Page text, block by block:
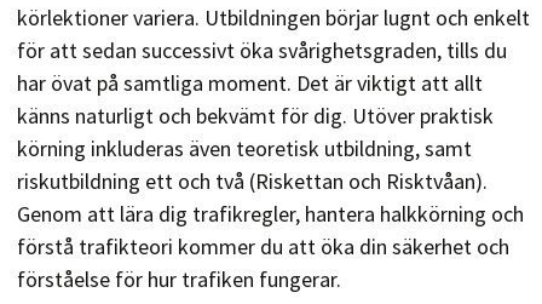
körlektioner variera. Utbildningen börjar lugnt och enkelt
för att sedan successivt öka svårighetsgraden, tills du
har övat på samtliga moment. Det är viktigt att allt
känns naturligt och bekvämt för dig. Utöver praktisk
körning inkluderas även teoretisk utbildning, samt
riskutbildning ett och två (Riskettan och Risktvåan).
Genom att lära dig trafikregler, hantera halkkörning och
förstå trafikteori kommer du att öka din säkerhet och
förståelse för hur trafiken fungerar.